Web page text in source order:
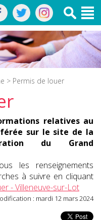
> Permis de louer
relatives au
sur le site de la
du Grand
les renseignements
à suivre en cliquant
- Villeneuve-sur-Lot
: mardi 12 mars 2024